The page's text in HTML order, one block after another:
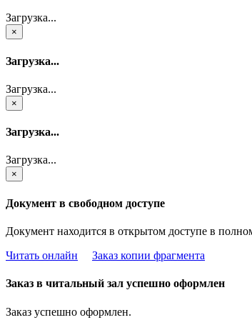
Загрузка...
×
Загрузка...
Загрузка...
×
Загрузка...
Загрузка...
×
Документ в свободном доступе
Документ находится в открытом доступе в
Читать онлайн
Заказ копии фрагмента
Заказ в читальный зал успешно оформлен
Заказ успешно оформлен.